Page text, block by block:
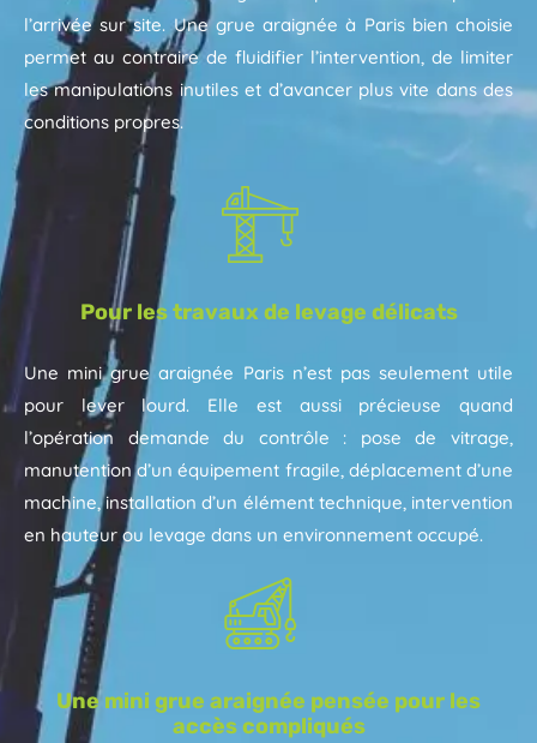
l’arrivée sur site. Une grue araignée à Paris bien choisie
permet au contraire de fluidifier l’intervention, de limiter
les manipulations inutiles et d’avancer plus vite dans des
conditions propres.
Pour les travaux de levage délicats
Une mini grue araignée Paris n’est pas seulement utile
pour lever lourd. Elle est aussi précieuse quand
l’opération demande du contrôle : pose de vitrage,
manutention d’un équipement fragile, déplacement d’une
machine, installation d’un élément technique, intervention
en hauteur ou levage dans un environnement occupé.
Une mini grue araignée pensée pour les
accès compliqués